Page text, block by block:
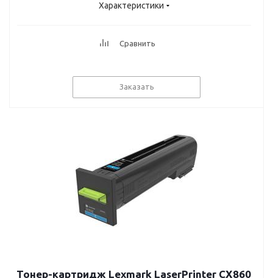
Характеристики
Сравнить
Заказать
Тонер-картридж Lexmark LaserPrinter CX860